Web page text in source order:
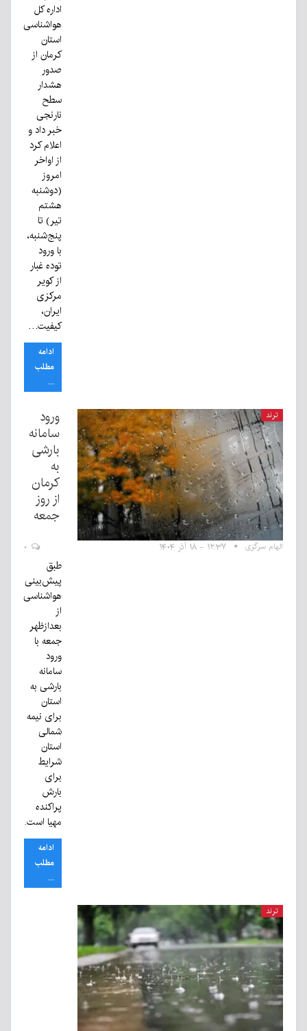
اداره کل
هواشناسی
استان
کرمان از
صدور
هشدار
سطح
نارنجی
خبر داد و
اعلام کرد
از اواخر
امروز
(دوشنبه
هشتم
تیر) تا
پنج‌شنبه،
با ورود
توده غبار
از کویر
مرکزی
ایران،
کیفیت…
ادامه
مطلب
...
ترند
ورود
سامانه
بارشی
به
کرمان
از روز
جمعه
الهام سرگزی ۱۲:۳۷ - ۱۸ آذر ۱۴۰۴
طبق
پیش‌بینی
هواشناسی
از
بعدازظهر
جمعه با
ورود
سامانه
بارشی به
استان
برای نیمه
شمالی
استان
شرایط
برای
بارش
پراکنده
مهیا است.
ادامه
مطلب
...
ترند